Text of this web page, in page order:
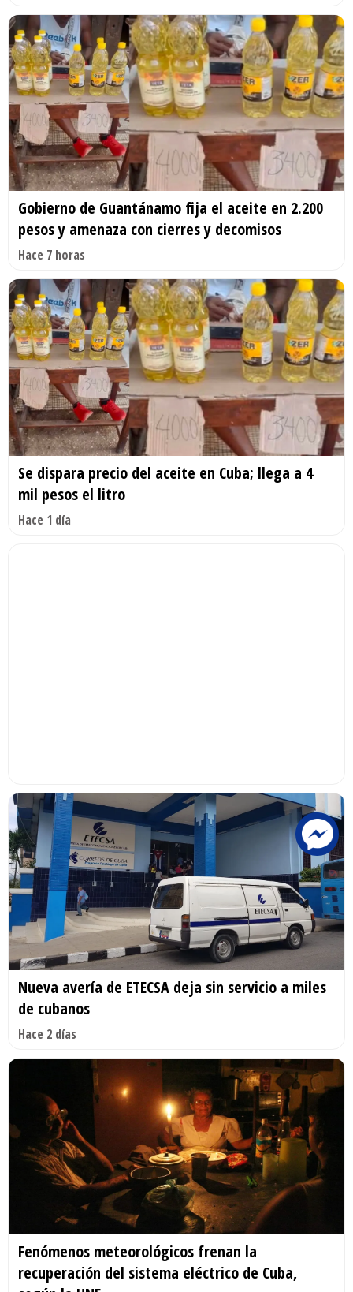
Gobierno de Guantánamo fija el aceite en 2.200
pesos y amenaza con cierres y decomisos
Hace 7 horas
Se dispara precio del aceite en Cuba; llega a 4
mil pesos el litro
Hace 1 día
Nueva avería de ETECSA deja sin servicio a miles
de cubanos
Hace 2 días
Fenómenos meteorológicos frenan la
recuperación del sistema eléctrico de Cuba,